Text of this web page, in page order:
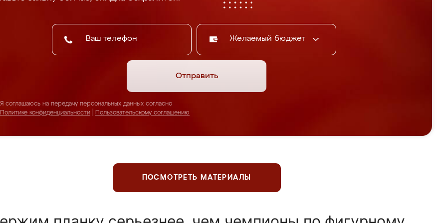
Желаемый бюджет
Отправить
Я соглашаюсь на передачу персональных данных согласно
Политике конфиденциальности
Пользовательскому соглашению
ПОСМОТРЕТЬ МАТЕРИАЛЫ